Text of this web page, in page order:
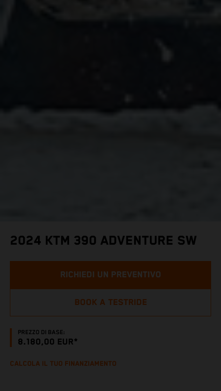
2024 KTM 390 ADVENTURE SW
PREZZO DI BASE:
8.180,00 EUR*
RICHIEDI UN PREVENTIVO
BOOK A TESTRIDE
CALCOLA IL TUO FINANZIAMENTO